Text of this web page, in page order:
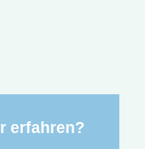
erfahren?